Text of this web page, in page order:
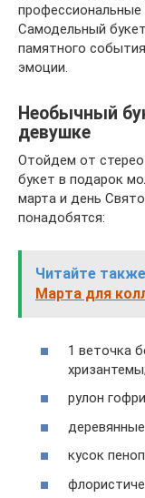
Самодельный
памятного
эмоции.
Необычный
девушке
Отойдем от
букет в подарок
марта и день
понадобятся:
Читайте
Марта для
1 веточка
хризантемы;
рулон
кусок